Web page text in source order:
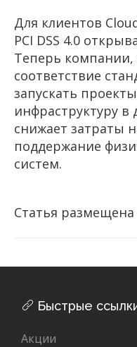
Для клиентов
PCI DSS 4.0
Теперь компании,
соответствие
запускать
инфраструктуру в
снижает затраты
поддержание
систем.
Статья
Быстрые
Акции